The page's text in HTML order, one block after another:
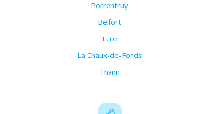
Porrentruy
Belfort
Lure
La Chaux-de-Fonds
Thann